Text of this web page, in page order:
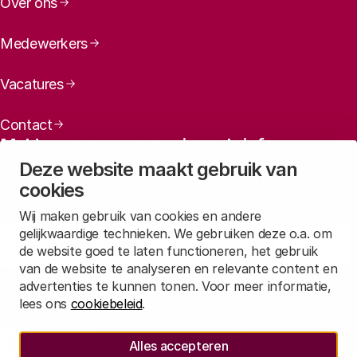
Deze website maakt gebruik van
cookies
Wij maken gebruik van cookies en andere
gelijkwaardige technieken. We gebruiken deze o.a. om
de website goed te laten functioneren, het gebruik
van de website te analyseren en relevante content en
advertenties te kunnen tonen. Voor meer informatie,
lees ons cookiebeleid.
Alles accepteren
organisatorische en financiële randvoorwaarden ook
die TKI’s vervullen.
De overheid kan overwegen om een actievere rol op
onderzoekstraditie, door meer dan nu het MKB te
faciliteren of zich op te stellen als innovatieve
aanbesteder.
Bij voorkeur citeren als:
Medewerkers
Vacatures
Contact
Meld u aan voor onze nieuwsbrief
Maandelijks een overzicht ontvangen van ons laatste
nieuws? Laat dan uw mailadres achter.
Aanmelden
Lees inonze privacyverklaringhoe wij deze gegevens verwerken.
Sociale media
Rathenau Mastodon
Rathenau LinkedIn
Rathenau Instagram